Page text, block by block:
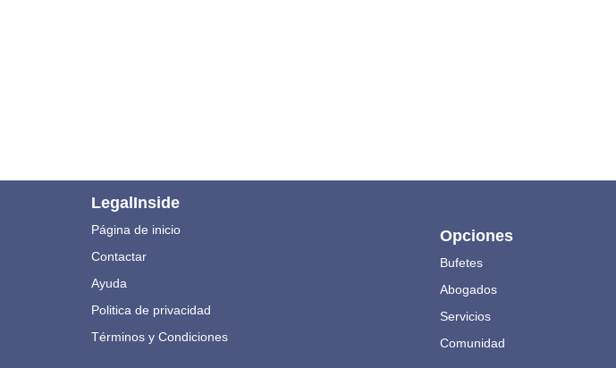
LegalInside
Página de inicio
Contactar
Ayuda
Politica de privacidad
Términos y Condiciones
Opciones
Bufetes
Abogados
Servicios
Comunidad